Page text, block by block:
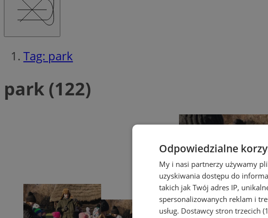
Tag: park
park (122)
Odpowiedzialne
My i nasi partnerzy używamy
uzyskiwania dostępu do
takich jak Twój adres IP,
spersonalizowanych reklam i
usług. Dostawcy stron trzecich